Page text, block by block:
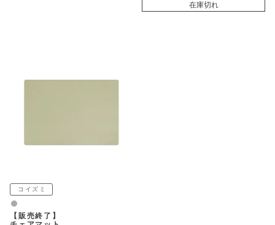
在庫切れ
コイズミ
グレー
【販売終了】